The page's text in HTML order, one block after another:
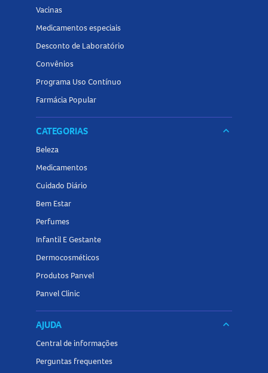
Vacinas
Medicamentos especiais
Desconto de Laboratório
Convênios
Programa Uso Contínuo
Farmácia Popular
CATEGORIAS keyboard_arrow_down
Beleza
Medicamentos
Cuidado Diário
Bem Estar
Perfumes
Infantil E Gestante
Dermocosméticos
Produtos Panvel
Panvel Clinic
AJUDA keyboard_arrow_down
Central de informações
Perguntas frequentes